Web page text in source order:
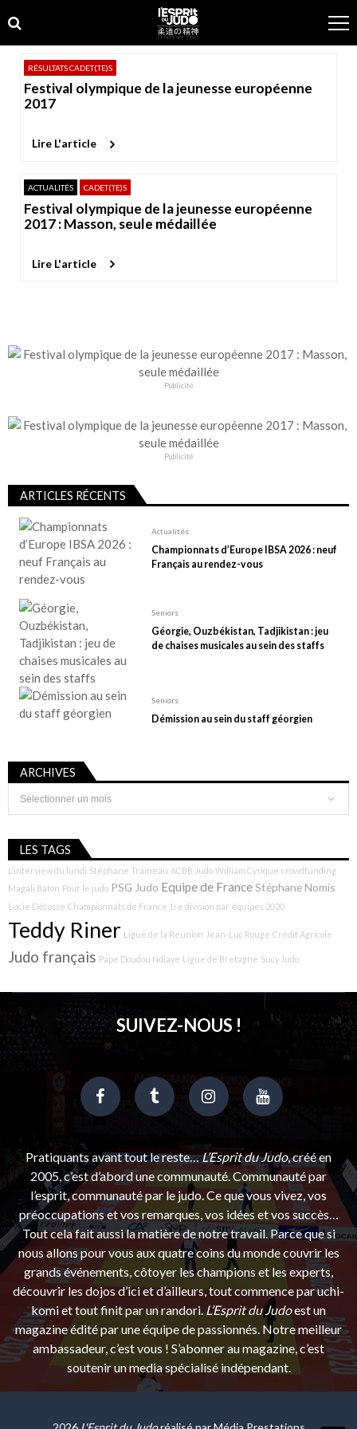
to
navigation
to
content
RÉSULTATS CADET(TE)S
Festival olympique de la jeunesse européenne
2017
Lire L'article
ACTUALITÉS CADET(TE)S
Festival olympique de la jeunesse européenne
2017 : Masson, seule médaillée
Lire L'article
Publicité
Publicité
ARTICLES RÉCENTS
Actualités
Championnats d’Europe IBSA 2026 : neuf
Français au rendez-vous
Seniors
Géorgie, Ouzbékistan, Tadjikistan : jeu
de chaises musicales au sein des staffs
Seniors
Démission au sein du staff géorgien
ARCHIVES
Archives
LES TAGS
L'interview du lundi Stéphane Traineau ACBB Judo William Cysique crowdfunding
Magali Baton Pour le judo PSG Judo Equipe de FranceStéphane Nomis
Lucie Décosse Championnats de France 1re division par équipes 2020
Teddy Riner Ligue de la Réunion Jean-Luc Rougé Crédit Agricole
Judo français Pape Doudou Ndiaye Ligue de Bretagne Sucy Judo
SUIVEZ-NOUS !
Pratiquants avant tout le reste…L’Esprit du Judo, créé en
2005, c’est d’abord une communauté. Communauté par
l’esprit, communauté par le judo. Ce que vous vivez, vos
préoccupations et vos remarques, vos idées et vos succès…
Tout cela fait aussi la matière de notre travail. Parce que si
nous allons pour vous aux quatre coins du monde couvrir les
grands événements, côtoyer les champions et les experts,
découvrir les dojos d’ici et d’ailleurs, tout commence par uchi-
komi et tout finit par un randori.L’Esprit du Judoest un
magazine édité par une équipe de passionnés. Notre meilleur
ambassadeur, c’est vous ! S’abonner au magazine, c’est
soutenir un media spécialisé indépendant.